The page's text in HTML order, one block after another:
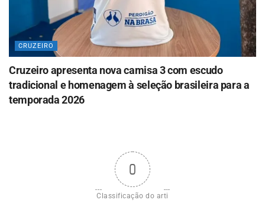
CRUZEIRO
Cruzeiro apresenta nova camisa 3 com escudo
tradicional e homenagem à seleção brasileira para a
temporada 2026
0
Classificação do arti